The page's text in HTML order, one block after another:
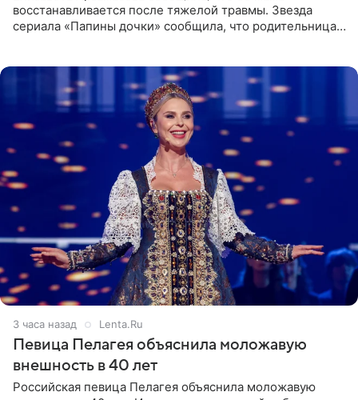
восстанавливается после тяжелой травмы. Звезда
сериала «Папины дочки» сообщила, что родительница
3 часа назад Lenta.Ru
Певица Пелагея объяснила моложавую
внешность в 40 лет
Российская певица Пелагея объяснила моложавую